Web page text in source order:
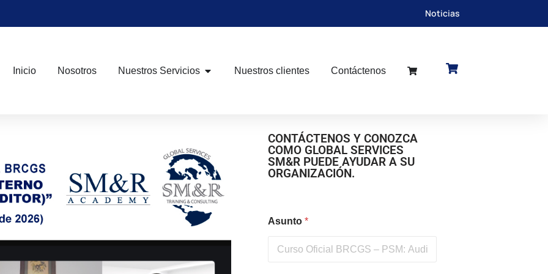
Noticias
Inicio Nosotros Nuestros Servicios Nuestros clientes Contáctenos
CONTÁCTENOS Y CONOZCA
COMO GLOBAL SERVICES
SM&R PUEDE AYUDAR A SU
ORGANIZACIÓN.
Asunto *